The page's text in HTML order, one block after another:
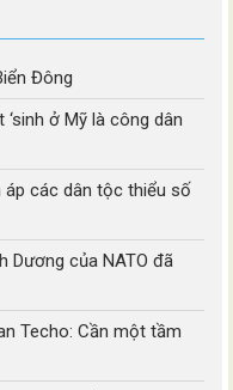
Đông
ở Mỹ là công dân
các dân tộc thiểu số
Dương của NATO đã
Techo: Cần một tầm